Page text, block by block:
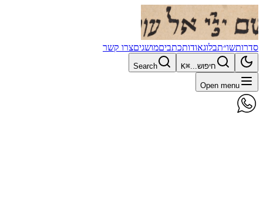
סדרותשו״תבלוגאודותכתביםמושגיםצרו קשר
חיפוש...⌘K
Search
Open menu